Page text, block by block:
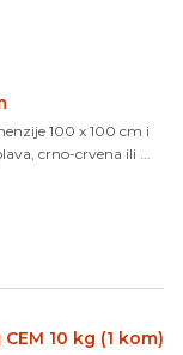
100 x 100 cm i
crno-crvena ili ...
10 kg (1 kom)